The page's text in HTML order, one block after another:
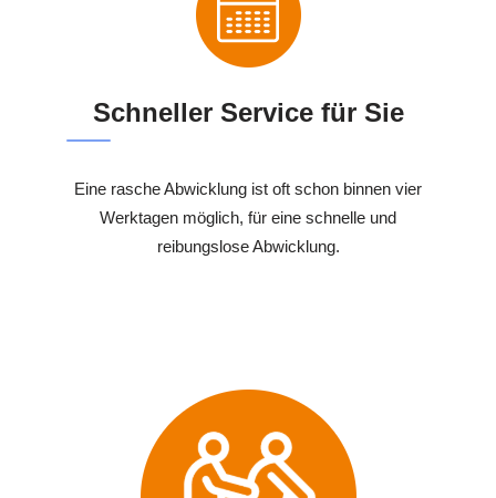
Schneller Service für Sie
Eine rasche Abwicklung ist oft schon binnen vier
Werktagen möglich, für eine schnelle und
reibungslose Abwicklung.